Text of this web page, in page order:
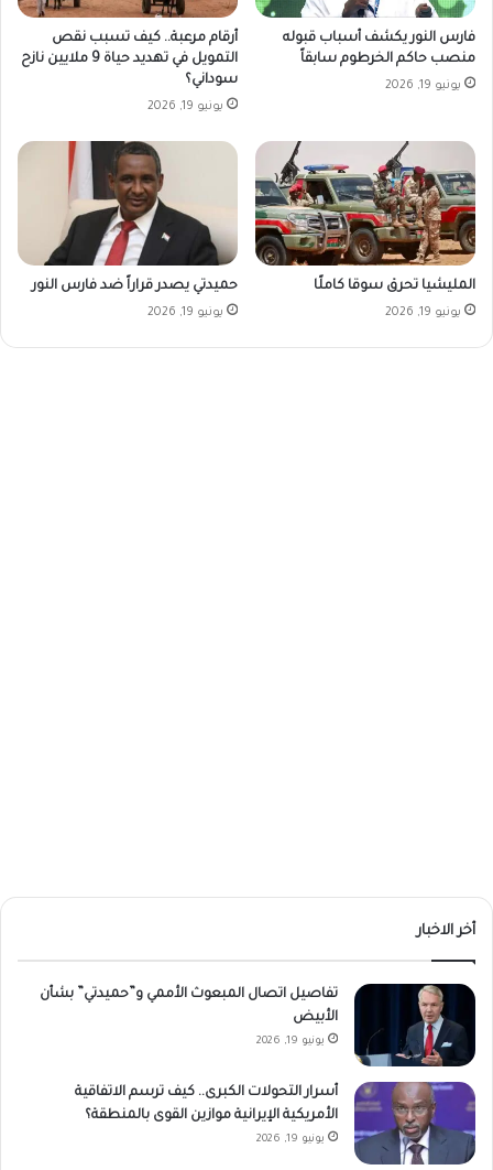
فارس النور يكشف أسباب قبوله
منصب حاكم الخرطوم سابقاً
يونيو 19, 2026
أرقام مرعبة.. كيف تسبب نقص
التمويل في تهديد حياة 9 ملايين نازح
سوداني؟
يونيو 19, 2026
المليشيا تحرق سوقا كاملًا
يونيو 19, 2026
حميدتي يصدر قراراً ضد فارس النور
يونيو 19, 2026
أخر الاخبار
تفاصيل اتصال المبعوث الأممي و”حميدتي” بشأن
الأبيض
يونيو 19, 2026
أسرار التحولات الكبرى.. كيف ترسم الاتفاقية
الأمريكية الإيرانية موازين القوى بالمنطقة؟
يونيو 19, 2026